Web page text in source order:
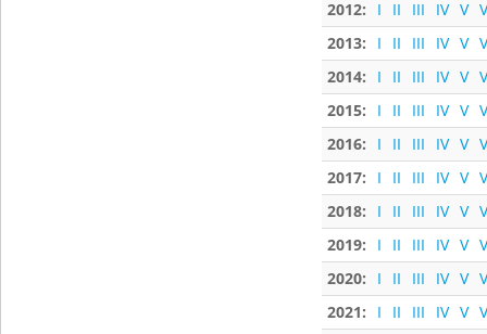
2012: I II III IV V
2013:
I II III IV V
2014:
I II III IV V
2015:
I II III IV V
2016:
I II III IV V
2017:
I II III IV V
2018:
I II III IV V
2019:
I II III IV V
2020:
I II III IV V
2021:
I II III IV V